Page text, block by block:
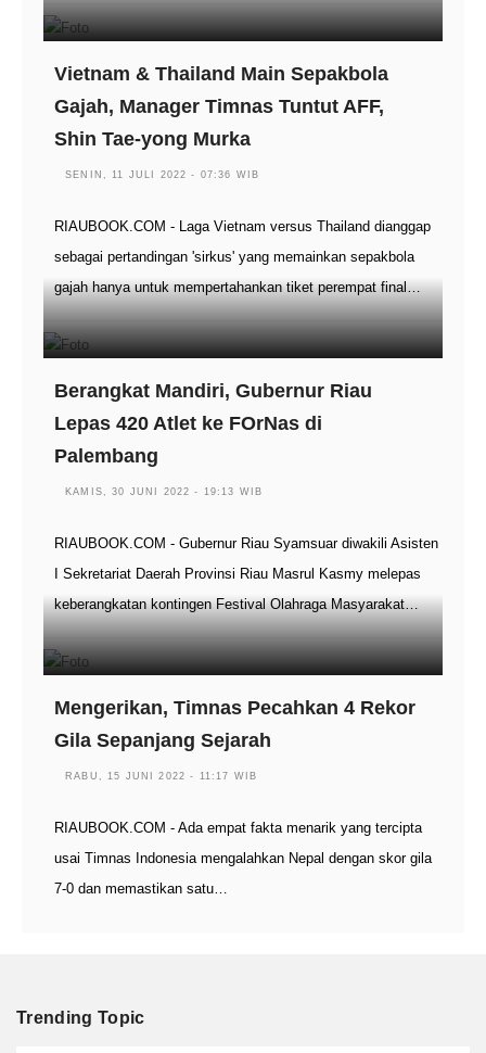
Vietnam & Thailand Main Sepakbola
Gajah, Manager Timnas Tuntut AFF,
Shin Tae-yong Murka
SENIN, 11 JULI 2022 - 07:36 WIB
RIAUBOOK.COM - Laga Vietnam versus Thailand dianggap
sebagai pertandingan 'sirkus' yang memainkan sepakbola
gajah hanya untuk mempertahankan tiket perempat final…
Berangkat Mandiri, Gubernur Riau
Lepas 420 Atlet ke FOrNas di
Palembang
KAMIS, 30 JUNI 2022 - 19:13 WIB
RIAUBOOK.COM - Gubernur Riau Syamsuar diwakili Asisten
I Sekretariat Daerah Provinsi Riau Masrul Kasmy melepas
keberangkatan kontingen Festival Olahraga Masyarakat…
Mengerikan, Timnas Pecahkan 4 Rekor
Gila Sepanjang Sejarah
RABU, 15 JUNI 2022 - 11:17 WIB
RIAUBOOK.COM - Ada empat fakta menarik yang tercipta
usai Timnas Indonesia mengalahkan Nepal dengan skor gila
7-0 dan memastikan satu…
Trending Topic